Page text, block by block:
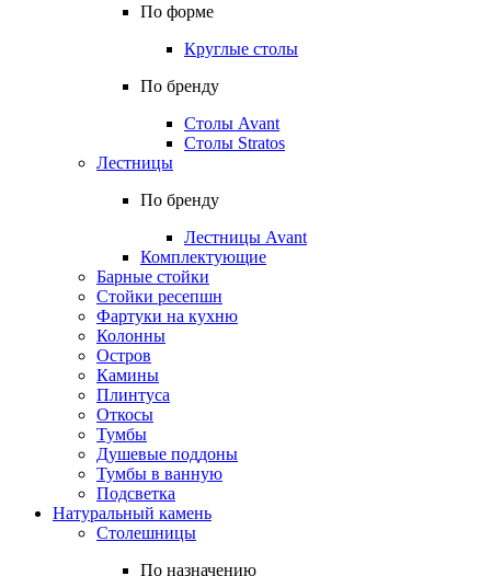
По форме
Круглые столы
По бренду
Столы Avant
Столы Stratos
Лестницы
По бренду
Лестницы Avant
Комплектующие
Барные стойки
Стойки ресепшн
Фартуки на кухню
Колонны
Остров
Камины
Плинтуса
Откосы
Тумбы
Душевые поддоны
Тумбы в ванную
Подсветка
Натуральный камень
Столешницы
По назначению